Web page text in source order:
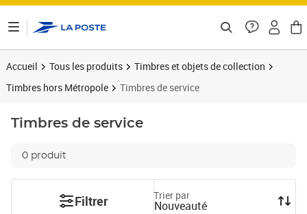
Accueil Tous les produits
Timbres et objets de collection
Timbres hors Métropole
Timbres de service
Timbres de service
0 produit
Filtrer Trier par
Nouveauté